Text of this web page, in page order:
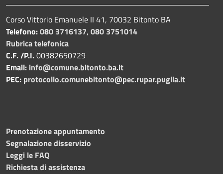
Corso Vittorio Emanuele II 41, 70032 Bitonto BA
Telefono:080 3716137, 080 3751014
Rubrica telefonica
C.F. /P.I.00382650729
Email: info@comune.bitonto.ba.it
PEC: protocollo.comunebitonto@pec.rupar.puglia.it
Prenotazione appuntamento
Segnalazione disservizio
Leggi le FAQ
Richiesta di assistenza